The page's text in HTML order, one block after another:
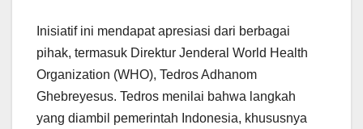
Inisiatif ini mendapat apresiasi dari berbagai
pihak, termasuk Direktur Jenderal World Health
Organization (WHO), Tedros Adhanom
Ghebreyesus. Tedros menilai bahwa langkah
yang diambil pemerintah Indonesia, khususnya